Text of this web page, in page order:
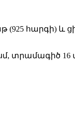
(925 հարգի) և
սմ, տրամագիծ 16